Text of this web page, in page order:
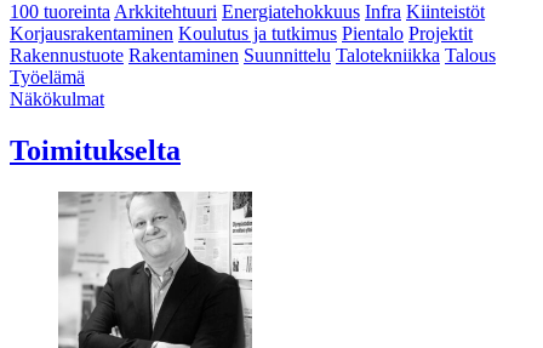
100 tuoreintaArkkitehtuuri Energiatehokkuus Infra Kiinteistöt
Korjausrakentaminen Koulutus ja tutkimus Pientalo Projektit
Rakennustuote Rakentaminen Suunnittelu Talotekniikka Talous
Työelämä
Näkökulmat
Toimitukselta